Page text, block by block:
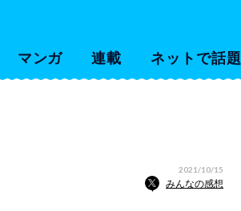
マンガ 連載 ネットで話題
2021/10/15
みんなの感想